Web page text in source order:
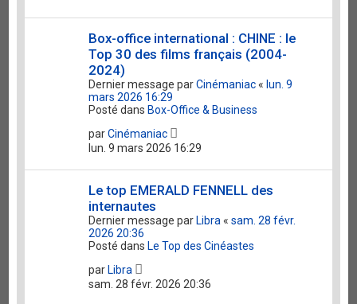
Box-office international : CHINE : le
Top 30 des films français (2004-
2024)
Dernier message parCinémaniac« lun. 9
mars 2026 16:29
Posté dans Box-Office & Business
parCinémaniac
lun. 9 mars 2026 16:29
Le top EMERALD FENNELL des
internautes
Dernier message par Libra «sam. 28 févr.
2026 20:36
Posté dans Le Top des Cinéastes
par Libra
sam. 28 févr. 2026 20:36